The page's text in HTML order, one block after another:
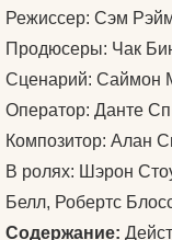
Режиссер: Сэм
Продюсеры: Чак
Сценарий:
Оператор: Данте
Композитор: Алан
В ролях: Шэрон
Белл, Робертс
Содержание: